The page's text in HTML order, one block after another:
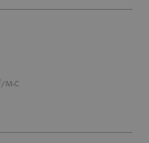
/M-C